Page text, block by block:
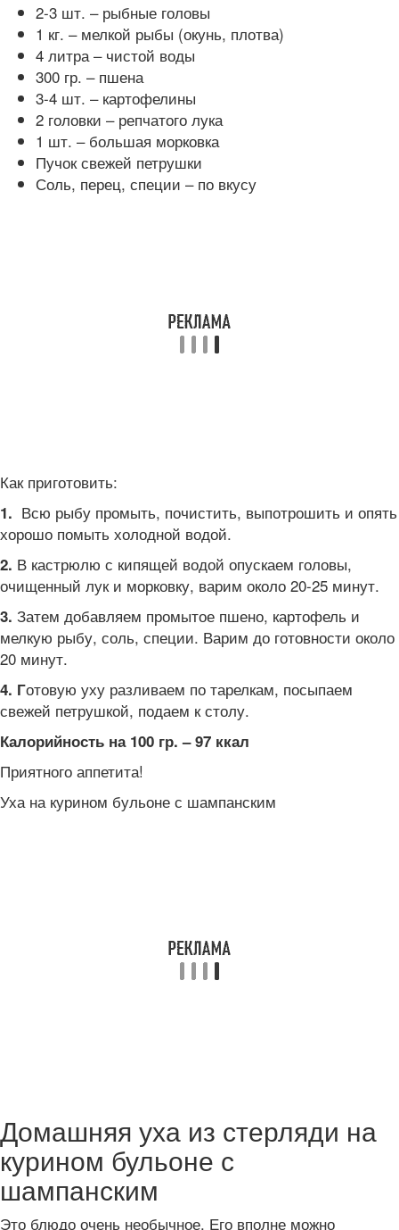
2-3 шт. – рыбные головы
1 кг. – мелкой рыбы (окунь, плотва)
4 литра – чистой воды
300 гр. – пшена
3-4 шт. – картофелины
2 головки – репчатого лука
1 шт. – большая морковка
Пучок свежей петрушки
Соль, перец, специи – по вкусу
Как приготовить:
1. Всю рыбу промыть, почистить, выпотрошить и опять
хорошо помыть холодной водой.
2. В кастрюлю с кипящей водой опускаем головы,
очищенный лук и морковку, варим около 20-25 минут.
3. Затем добавляем промытое пшено, картофель и
мелкую рыбу, соль, специи. Варим до готовности около
20 минут.
4. Готовую уху разливаем по тарелкам, посыпаем
свежей петрушкой, подаем к столу.
Калорийность на 100 гр. – 97 ккал
Приятного аппетита!
Уха на курином бульоне с шампанским
Домашняя уха из стерляди на
курином бульоне с
шампанским
Это блюдо очень необычное. Его вполне можно